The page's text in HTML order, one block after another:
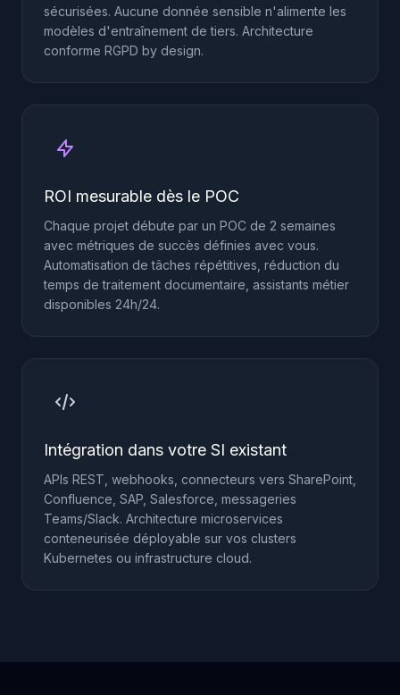
sécurisées. Aucune donnée sensible n'alimente les
modèles d'entraînement de tiers. Architecture
conforme RGPD by design.
ROI mesurable dès le POC
Chaque projet débute par un POC de 2 semaines
avec métriques de succès définies avec vous.
Automatisation de tâches répétitives, réduction du
temps de traitement documentaire, assistants métier
disponibles 24h/24.
Intégration dans votre SI existant
APIs REST, webhooks, connecteurs vers SharePoint,
Confluence, SAP, Salesforce, messageries
Teams/Slack. Architecture microservices
conteneurisée déployable sur vos clusters
Kubernetes ou infrastructure cloud.